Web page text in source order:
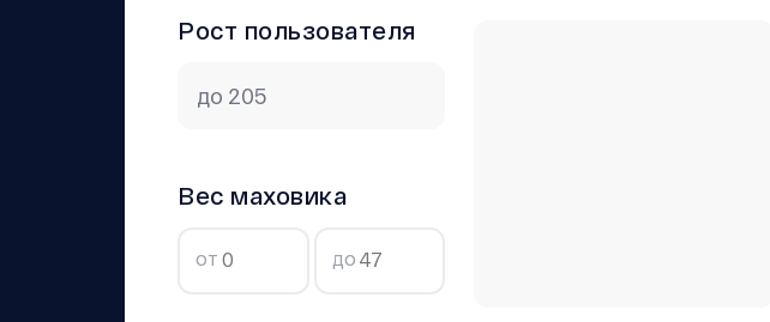
Рост пользователя
Вес маховика
от до